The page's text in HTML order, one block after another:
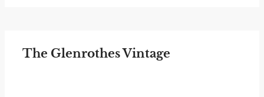
The Glenrothes Vintage